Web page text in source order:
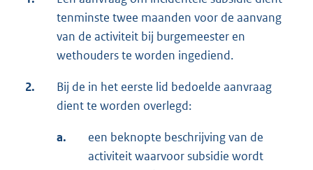
tenminste twee maanden voor de aanvang
van de activiteit bij burgemeester en
wethouders te worden ingediend.
2.
Bij de in het eerste lid bedoelde aanvraag
dient te worden overlegd:
a.
een beknopte beschrijving van de
activiteit waarvoor subsidie wordt